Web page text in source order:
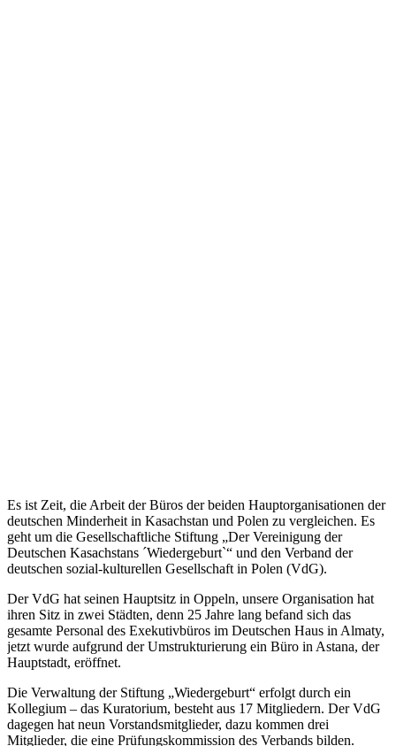
Es ist Zeit, die Arbeit der Büros der beiden Hauptorganisationen der
deutschen Minderheit in Kasachstan und Polen zu vergleichen. Es
geht um die Gesellschaftliche Stiftung „Der Vereinigung der
Deutschen Kasachstans ´Wiedergeburt`“ und den Verband der
deutschen sozial-kulturellen Gesellschaft in Polen (VdG).
Der VdG hat seinen Hauptsitz in Oppeln, unsere Organisation hat
ihren Sitz in zwei Städten, denn 25 Jahre lang befand sich das
gesamte Personal des Exekutivbüros im Deutschen Haus in Almaty,
jetzt wurde aufgrund der Umstrukturierung ein Büro in Astana, der
Hauptstadt, eröffnet.
Die Verwaltung der Stiftung „Wiedergeburt“ erfolgt durch ein
Kollegium – das Kuratorium, besteht aus 17 Mitgliedern. Der VdG
dagegen hat neun Vorstandsmitglieder, dazu kommen drei
Mitglieder, die eine Prüfungskommission des Verbands bilden.